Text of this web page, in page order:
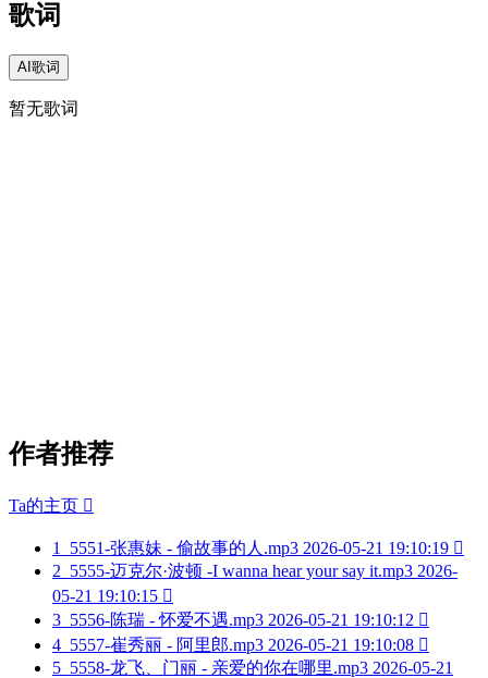
歌词
AI歌词
暂无歌词
作者推荐
Ta的主页 
1 5551-张惠妹 - 偷故事的人.mp3 2026-05-21 19:10:19 
2 5555-迈克尔·波顿 -I wanna hear your say it.mp3 2026-
05-21 19:10:15 
3 5556-陈瑞 - 怀爱不遇.mp3 2026-05-21 19:10:12 
4 5557-崔秀丽 - 阿里郎.mp3 2026-05-21 19:10:08 
5 5558-龙飞、门丽 - 亲爱的你在哪里.mp3 2026-05-21